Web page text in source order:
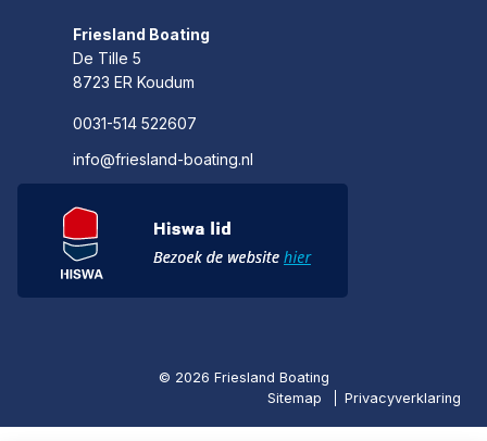
Friesland Boating
De Tille 5
8723 ER Koudum
0031-514 522607
info@friesland-boating.nl
© 2026 Friesland Boating
Sitemap
Privacyverklaring